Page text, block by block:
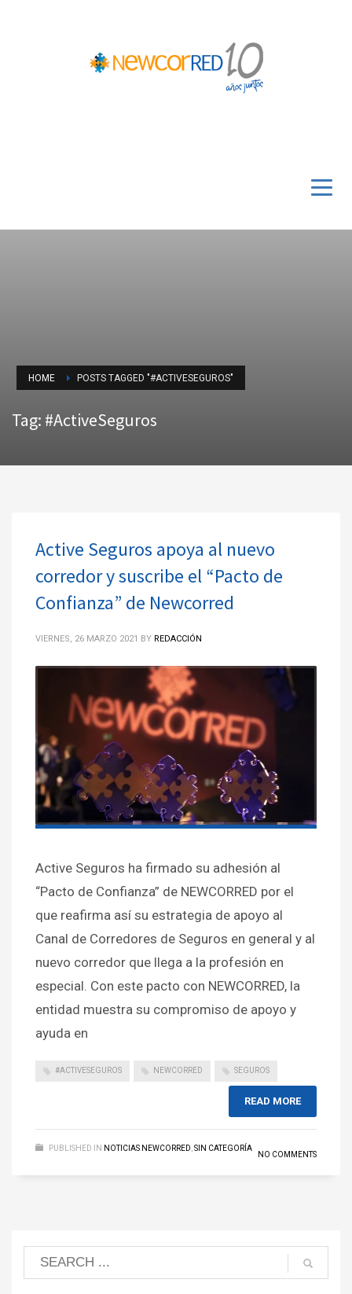
HOME POSTS TAGGED "#ACTIVESEGUROS"
Tag: #ActiveSeguros
Active Seguros apoya al nuevo
corredor y suscribe el “Pacto de
Confianza” de Newcorred
VIERNES, 26 MARZO 2021 BY REDACCIÓN
Active Seguros ha firmado su adhesión al
“Pacto de Confianza” de NEWCORRED por el
que reafirma así su estrategia de apoyo al
Canal de Corredores de Seguros en general y al
nuevo corredor que llega a la profesión en
especial. Con este pacto con NEWCORRED, la
entidad muestra su compromiso de apoyo y
ayuda en
#ACTIVESEGUROS NEWCORRED SEGUROS
READ MORE
PUBLISHED IN NOTICIAS NEWCORRED SIN CATEGORÍA
NO COMMENTS